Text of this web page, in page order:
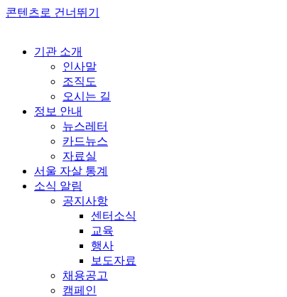
콘텐츠로 건너뛰기
기관 소개
인사말
조직도
오시는 길
정보 안내
뉴스레터
카드뉴스
자료실
서울 자살 통계
소식 알림
공지사항
센터소식
교육
행사
보도자료
채용공고
캠페인